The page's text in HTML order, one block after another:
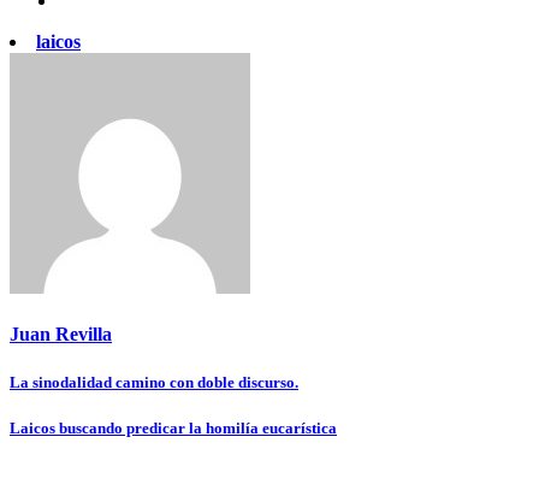
laicos
Juan Revilla
Navegación
de
La sinodalidad camino con doble discurso.
Laicos buscando predicar la homilía eucarística